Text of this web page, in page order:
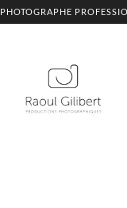
PHOTOGRAPHE